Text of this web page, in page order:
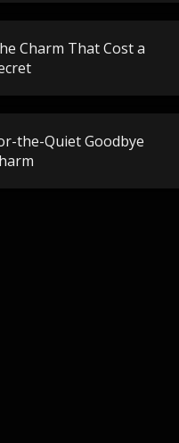
Charm That Cost a
the-Quiet Goodbye